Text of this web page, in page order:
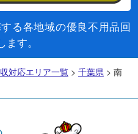
る各地域の優良不用品回
す。
対応エリア一覧> 千葉県 > 南